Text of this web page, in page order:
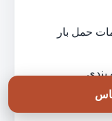
حمل بار
بندی